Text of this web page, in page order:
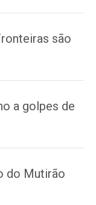
são
a golpes de
do Mutirão